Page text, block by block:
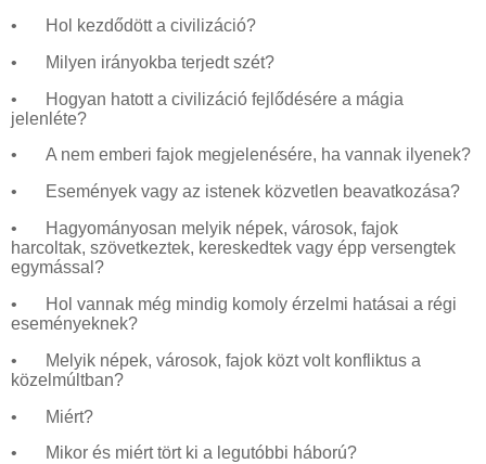
•
Hol kezdődött a civilizáció?
•
Milyen irányokba terjedt szét?
•
Hogyan hatott a civilizáció fejlődésére a mágia
jelenléte?
•
A nem emberi fajok megjelenésére, ha vannak ilyenek?
•
Események vagy az istenek közvetlen beavatkozása?
•
Hagyományosan melyik népek, városok, fajok
harcoltak, szövetkeztek, kereskedtek vagy épp versengtek
egymással?
•
Hol vannak még mindig komoly érzelmi hatásai a régi
eseményeknek?
•
Melyik népek, városok, fajok közt volt konfliktus a
közelmúltban?
•
Miért?
•
Mikor és miért tört ki a legutóbbi háború?